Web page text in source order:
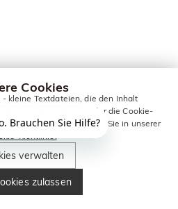
Cookies
kleine Textdateien, die den Inhalt
Cookies zulassen oder die Cookie-
Informationen erhalten Sie in unserer
Richtlinie.
verwalten
zulassen